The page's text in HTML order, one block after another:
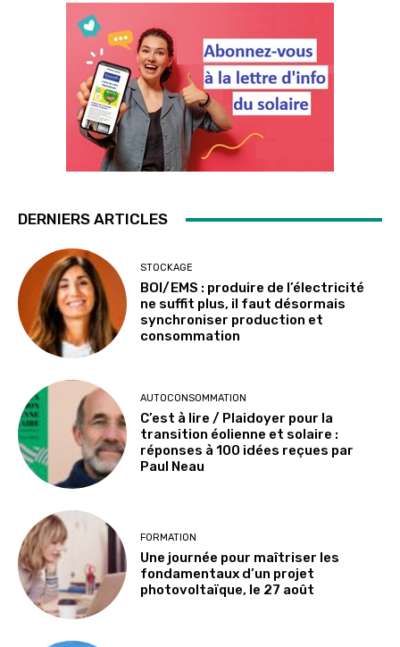
DERNIERS ARTICLES
STOCKAGE
BOI/EMS : produire de l’électricité
ne suffit plus, il faut désormais
synchroniser production et
consommation
AUTOCONSOMMATION
C’est à lire / Plaidoyer pour la
transition éolienne et solaire :
réponses à 100 idées reçues par
Paul Neau
FORMATION
Une journée pour maîtriser les
fondamentaux d’un projet
photovoltaïque, le 27 août